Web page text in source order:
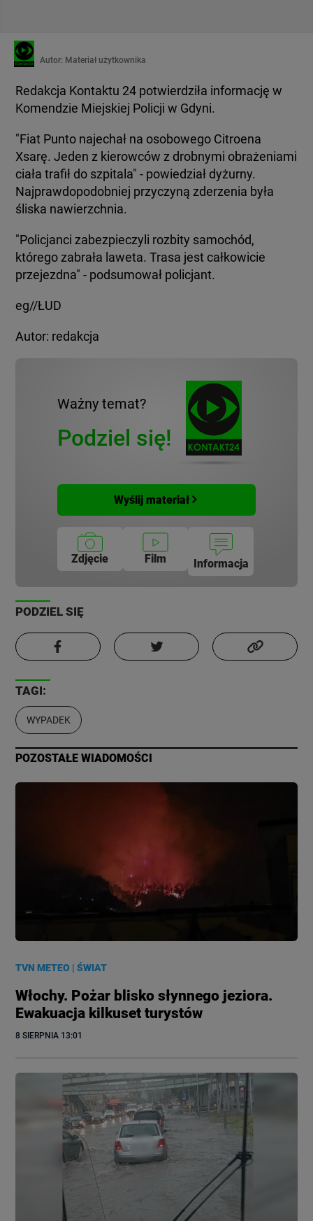
Autor: Materiał użytkownika
Redakcja Kontaktu 24 potwierdziła informację w
Komendzie Miejskiej Policji w Gdyni.
"Fiat Punto najechał na osobowego Citroena
Xsarę. Jeden z kierowców z drobnymi obrażeniami
ciała trafił do szpitala" - powiedział dyżurny.
Najprawdopodobniej przyczyną zderzenia była
śliska nawierzchnia.
"Policjanci zabezpieczyli rozbity samochód,
którego zabrała laweta. Trasa jest całkowicie
przejezdna" - podsumował policjant.
eg//ŁUD
Autor: redakcja
Ważny temat?
Podziel się!
Wyślij materiał
Zdjęcie Film Informacja
PODZIEL SIĘ
TAGI:
WYPADEK
POZOSTAŁE WIADOMOŚCI
TVN METEO |ŚWIAT
Włochy. Pożar blisko słynnego jeziora.
Ewakuacja kilkuset turystów
8 SIERPNIA 13:01